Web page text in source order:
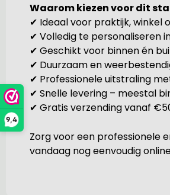
9,4
Waarom kiezen voor dit
✔ Ideaal voor praktijk, winkel
✔ Volledig te personaliseren
✔ Geschikt voor binnen én
✔ Duurzaam en
✔ Professionele uitstraling
✔ Snelle levering – meestal
✔ Gratis verzending vanaf
Zorg voor een professionele
vandaag nog eenvoudig